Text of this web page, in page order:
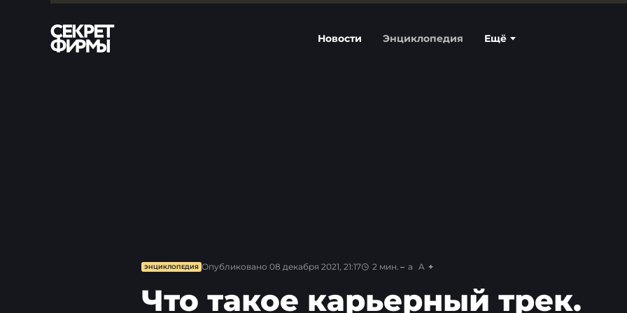
Ещё
Новости Энциклопедия
ЭНЦИКЛОПЕДИЯ Опубликовано 08 декабря 2021, 21:17 2 мин. a A
Что такое карьерный трек.